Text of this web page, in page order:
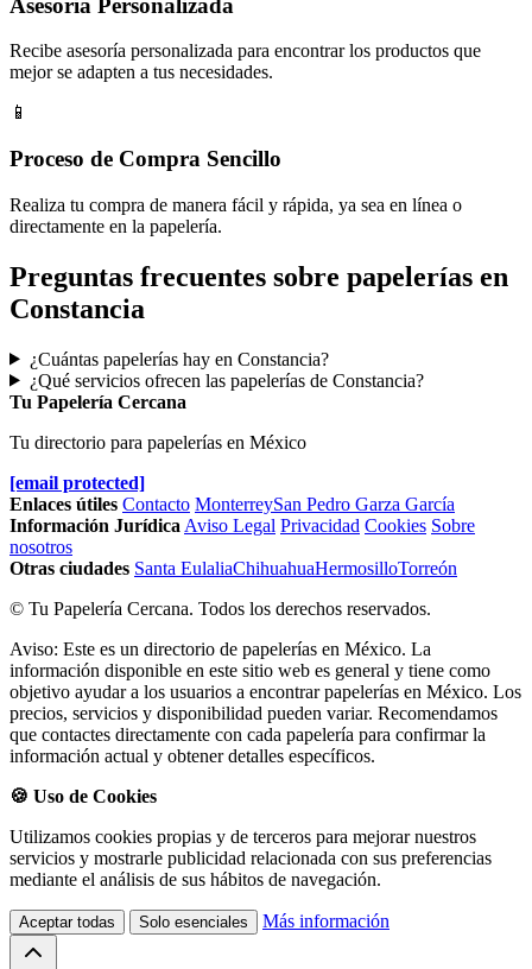
Recibe asesoría personalizada para encontrar los productos que
mejor se adapten a tus necesidades.
📱
Proceso de Compra Sencillo
Realiza tu compra de manera fácil y rápida, ya sea en línea o
directamente en la papelería.
Preguntas frecuentes sobre papelerías en
Constancia
¿Cuántas papelerías hay en Constancia?
¿Qué servicios ofrecen las papelerías de Constancia?
Tu Papelería Cercana
Tu directorio para papelerías en México
[email protected]
Enlaces útiles Contacto MonterreySan Pedro Garza García
Información Jurídica Aviso Legal Privacidad Cookies Sobre
nosotros
Otras ciudades Santa EulaliaChihuahuaHermosilloTorreón
© Tu Papelería Cercana. Todos los derechos reservados.
Aviso: Este es un directorio de papelerías en México. La
información disponible en este sitio web es general y tiene como
objetivo ayudar a los usuarios a encontrar papelerías en México. Los
precios, servicios y disponibilidad pueden variar. Recomendamos
que contactes directamente con cada papelería para confirmar la
información actual y obtener detalles específicos.
🍪 Uso de Cookies
Utilizamos cookies propias y de terceros para mejorar nuestros
servicios y mostrarle publicidad relacionada con sus preferencias
mediante el análisis de sus hábitos de navegación.
Aceptar todas Solo esenciales Más información